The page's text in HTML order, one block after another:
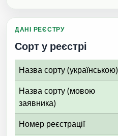
ДАНІ РЕЄСТРУ
Сорт у реєстрі
Назва сорту (українською)
Назва сорту (мовою
заявника)
Номер реєстрації